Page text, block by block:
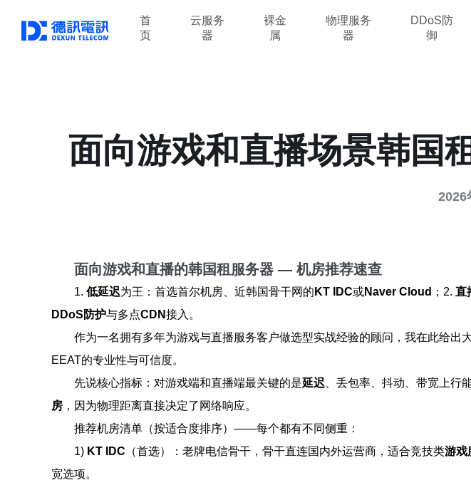
首
页
云服务
器
裸金
属
物理服务
器
DDoS防
御
面向游戏和直播场景韩国
2026
面向游戏和直播的韩国租服务器 — 机房推荐速查
1. 低延迟为王：首选首尔机房、近韩国骨干网的 KT IDC或Naver Cloud ；2. 直
DDoS防护与多点CDN接入。
作为一名拥有多年为游戏与直播服务客户做选型实战经验的顾问，我在此给出
EEAT的专业性与可信度。
先说核心指标：对游戏端和直播端最关键的是延迟 、丢包率、抖动、带宽上行
房 ，因为物理距离直接决定了网络响应。
推荐机房清单（按适合度排序）——每个都有不同侧重：
1) KT IDC （首选）：老牌电信骨干，骨干直连国内外运营商，适合竞技类游戏
宽选项。